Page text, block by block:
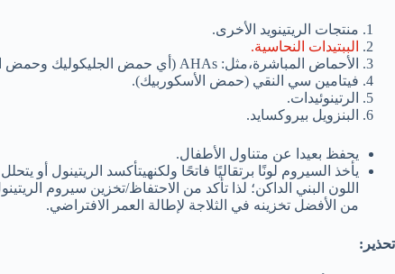
منتجات الريتينويد الأخرى.
الببتيدات النحاسية.
الأحماض المباشرة،مثل: AHAs (أي حمض الجليكوليك وحمض اللاكتيك وحمض المندليك) وBHAs (أي حمض الساليسيليك) .
فيتامين سي النقي (حمض الأسكوربيك).
الرتينوئيدات.
البنزويل بيروكسايد.
يحفظ بعيدا عن متناول الأطفال.
اللون البني الداكن؛ لذا تأكد من الاحتفاظ/تخزين سيروم
من الأفضل تخزينه في الثلاجة لإطالة العمر الافتراضي.
تحذير: